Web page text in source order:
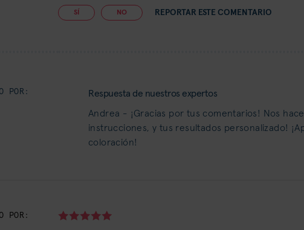
SÍ NO REPORTAR ESTE COMENTARIO
POR:
Respuesta de nuestros expertos
Andrea - ¡Gracias por tus comentarios! Nos
instrucciones, y tus resultados personalizado!
coloración!
POR: